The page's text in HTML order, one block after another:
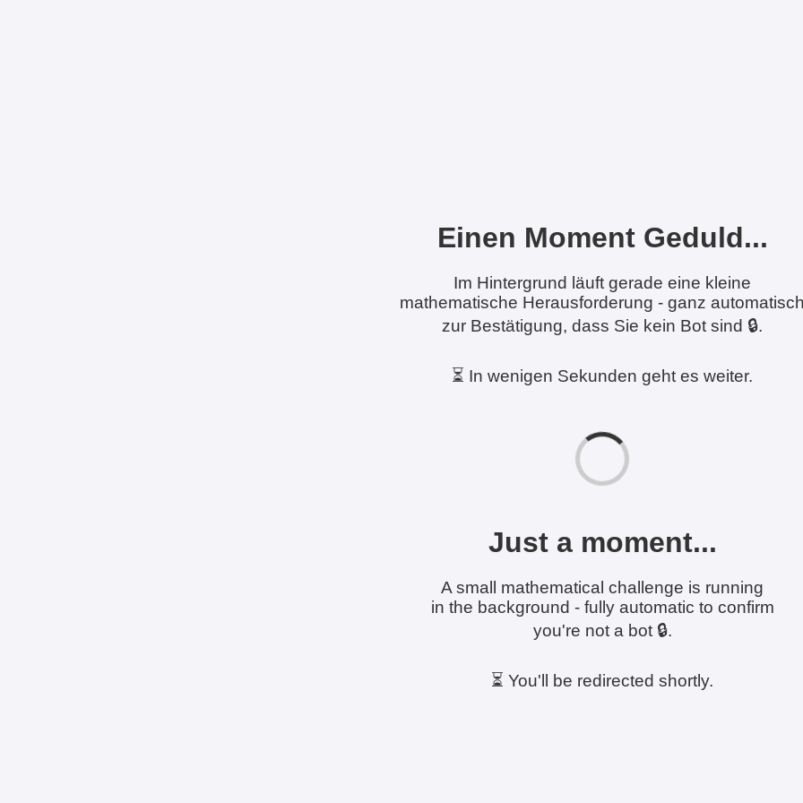
Einen Moment Geduld...
Im Hintergrund läuft gerade eine kleine
mathematische Herausforderung - ganz
zur Bestätigung, dass Sie kein Bot sind 🔒.
⏳ In wenigen Sekunden geht es weiter.
Just a moment...
A small mathematical challenge is running
in the background - fully automatic to confirm
you're not a bot 🔒.
⏳ You'll be redirected shortly.